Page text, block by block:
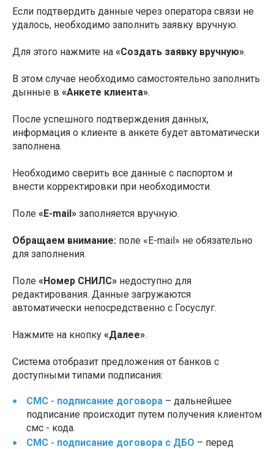
Если подтвердить данные через оператора связи не
удалось, необходимо заполнить заявку вручную.
Для этого нажмите на «Создать заявку вручную».
В этом случае необходимо самостоятельно заполнить
дынные в «Анкете клиента».
После успешного подтверждения данных,
информация о клиенте в анкете будет автоматически
заполнена.
Необходимо сверить все данные с паспортом и
внести корректировки при необходимости.
Поле «E-mail» заполняется вручную.
Обращаем внимание: поле «E-mail» не обязательно
для заполнения.
Поле «Номер СНИЛС» недоступно для
редактирования. Данные загружаются
автоматически непосредственно с Госуслуг.
Нажмите на кнопку «Далее».
Система отобразит предложения от банков с
доступными типами подписания:
СМС - подписание договора– дальнейшее
подписание происходит путем получения клиентом
смс - кода.
СМС - подписание договора с ДБО – перед